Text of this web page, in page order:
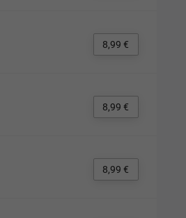
8,99 €
8,99 €
8,99 €